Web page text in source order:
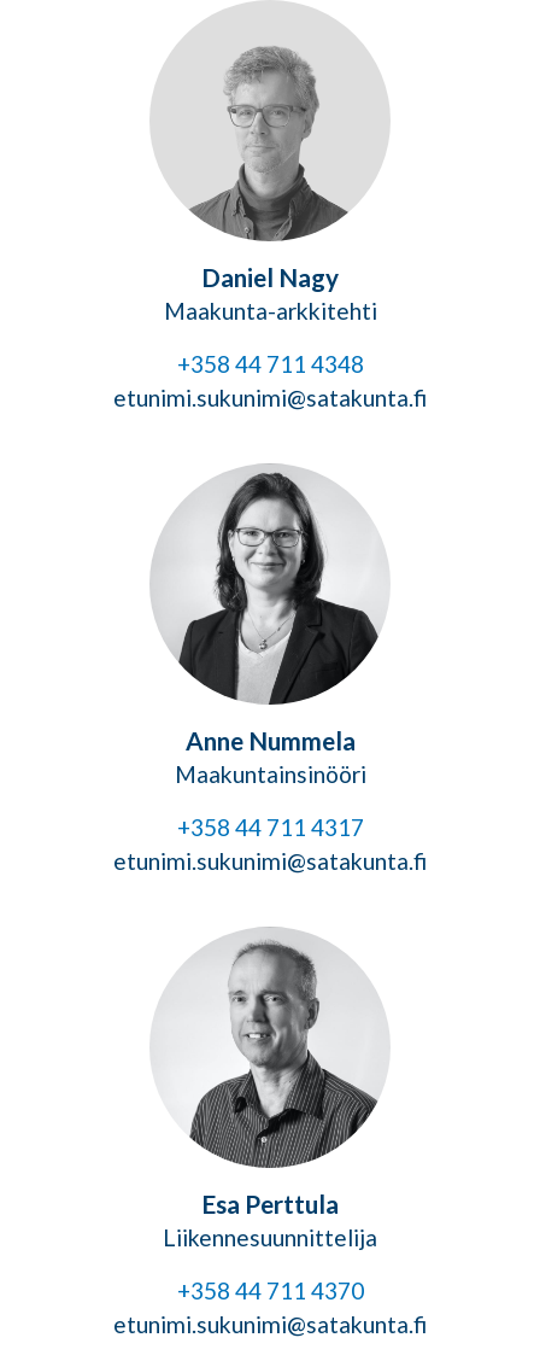
Daniel Nagy
Maakunta-arkkitehti
+358 44 711 4348
etunimi.sukunimi@satakunta.fi
Anne Nummela
Maakuntainsinööri
+358 44 711 4317
etunimi.sukunimi@satakunta.fi
Esa Perttula
Liikennesuunnittelija
+358 44 711 4370
etunimi.sukunimi@satakunta.fi